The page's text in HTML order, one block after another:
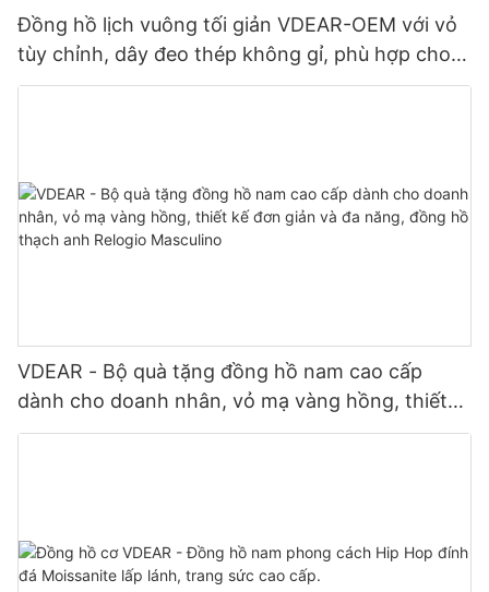
Đồng hồ lịch vuông tối giản VDEAR-OEM với vỏ
tùy chỉnh, dây đeo thép không gỉ, phù hợp cho
công sở và sử dụng hàng ngày, dễ phối đồ.
VDEAR - Bộ quà tặng đồng hồ nam cao cấp
dành cho doanh nhân, vỏ mạ vàng hồng, thiết
kế đơn giản và đa năng, đồng hồ thạch anh